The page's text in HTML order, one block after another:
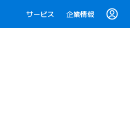
サービス 企業情報